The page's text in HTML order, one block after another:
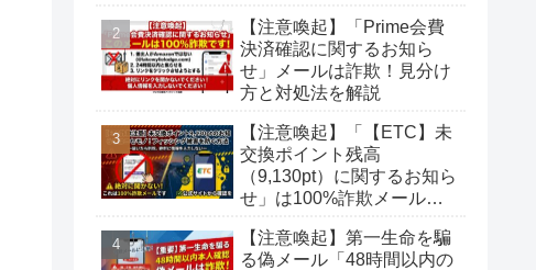
【注意喚起】「Prime会費
決済確認に関するお知ら
せ」メールは詐欺！見分け
方と対処法を解説
【注意喚起】「【ETC】未
交換ポイント残高
（9,130pt）に関するお知ら
せ」は100%詐欺メール！
【注意喚起】第一生命を騙
る偽メール「48時間以内の